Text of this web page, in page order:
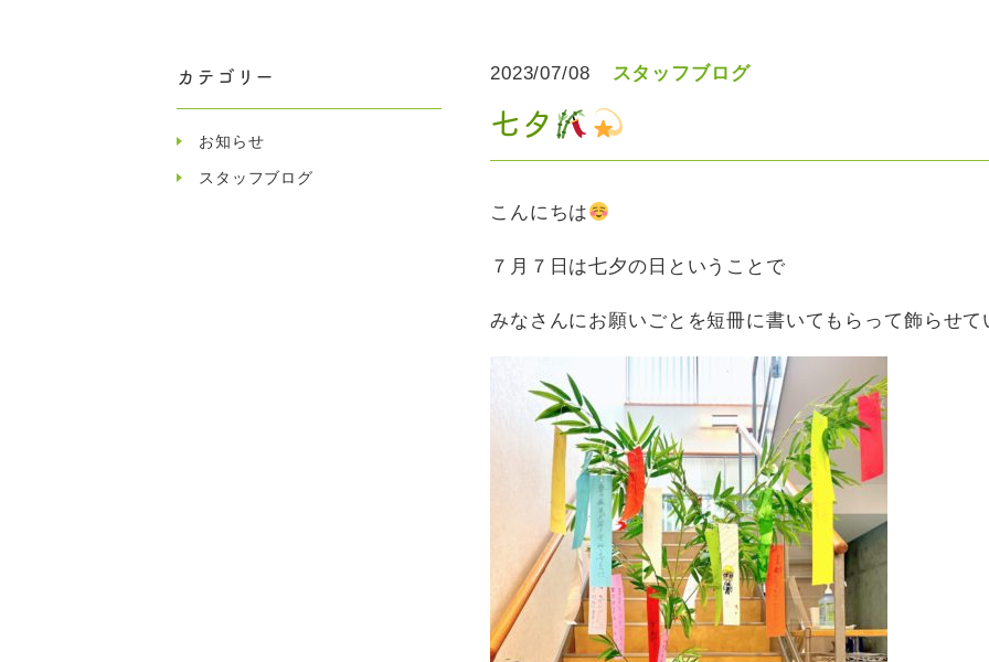
カテゴリー
お知らせ
スタッフブログ
2023/07/08 スタッフブログ
七夕
こんにちは
７月７日は七夕の日ということで
みなさんにお願いごとを短冊に書いてもらって飾らせて